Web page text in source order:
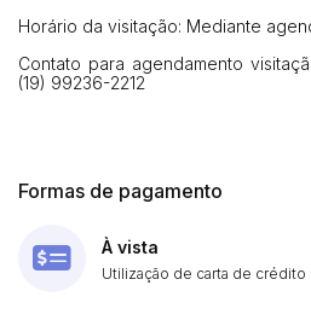
Horário da visitação: Mediante
Contato para agendamento
(19) 99236-2212
Formas de pagamento
À vista
Utilização de carta de crédito
14/04/2025 18:43:11